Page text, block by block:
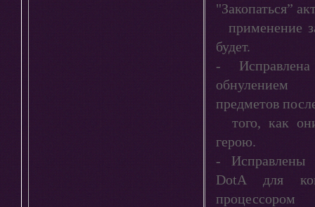
"Закопаться”
применение
будет.
-
обнулением
предметов
того, как
герою.
- Исправлены
DotA для
процессором